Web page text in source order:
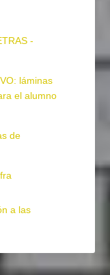
-
láminas
el alumno
de
a las